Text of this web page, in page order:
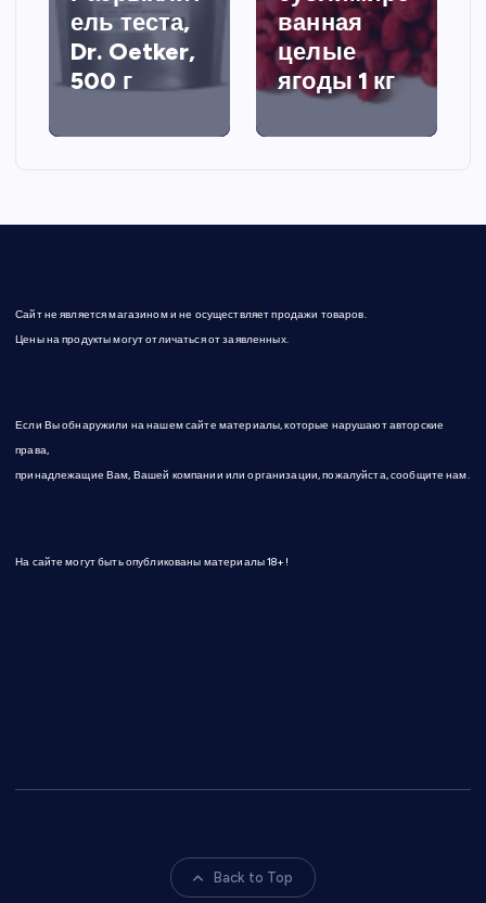
ель теста,
Dr. Oetker,
500 г
ванная
целые
ягоды 1 кг
Сайт не является магазином и не осуществляет продажи товаров.
Цены на продукты могут отличаться от заявленных.
Если Вы обнаружили на нашем сайте материалы, которые нарушают авторские
права,
принадлежащие Вам, Вашей компании или организации, пожалуйста, сообщите нам.
На сайте могут быть опубликованы материалы 18+!
Back to Top